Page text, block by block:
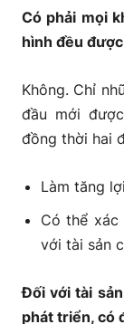
Có phải mọi
hình đều
Không. Chỉ
đầu mới
đồng thời hai
Làm tăng
Có thể xác
với tài sản
Đối với tài
phát triển, có